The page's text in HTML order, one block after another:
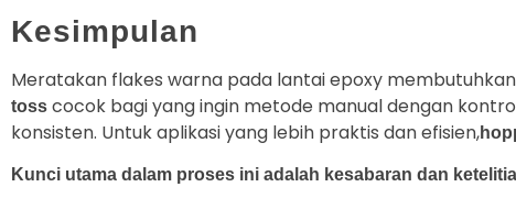
Kesimpulan
Meratakan flakes warna pada lantai epoxy
toss cocok bagi yang ingin metode manual dengan
konsisten. Untuk aplikasi yang lebih praktis dan efisien,
Kunci utama dalam proses ini adalah kesabaran dan